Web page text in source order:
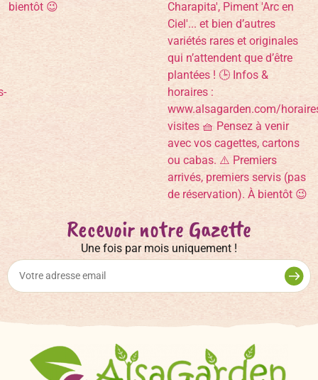
Recevoir notre Gazette
Une fois par mois uniquement !